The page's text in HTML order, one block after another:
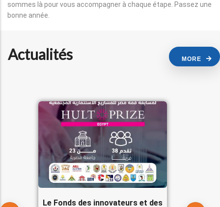
sommes là pour vous accompagner à chaque étape. Passez une
bonne année.
Actualités MORE
Le Fonds des innovateurs et des